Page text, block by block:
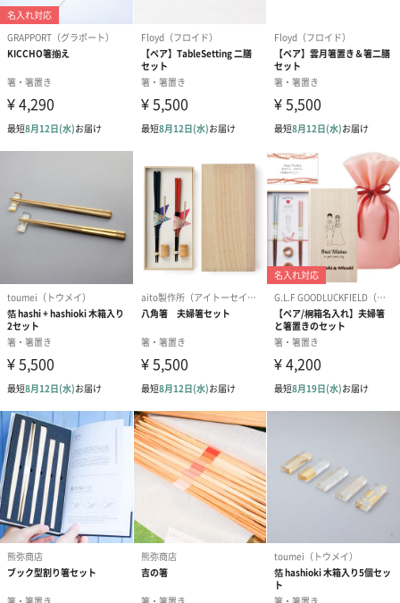
コットン巾着 【誕生
日】（グレー）L（600
コットン巾着 【誕生
日】（スモーキーピン
ク）L（600円）
コットン巾着
とう】 L（600
結婚祝いちょい足しギフト
結婚祝いギフトへの＋αにおすすめです。新生活を彩るギフトオプ
ションをご用意いたしました。
商品と同梱してお届けいたします。
ブライダルロリポップ
ドレス（いちご味)
（1,122円）
ブライダルロリポップ
タキシード（コーラ味)
（1,122円）
今治タオルケ
ンドタオル・
タオル）（